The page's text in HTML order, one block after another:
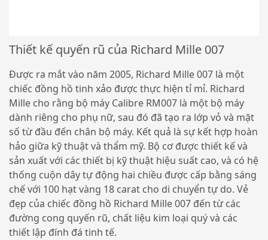
Thiết kế quyến rũ của Richard Mille 007
Được ra mắt vào năm 2005, Richard Mille 007 là một
chiếc đồng hồ tinh xảo được thực hiện tỉ mỉ. Richard
Mille cho rằng bộ máy Calibre RM007 là một bộ máy
dành riêng cho phụ nữ, sau đó đã tạo ra lớp vỏ và mặt
số từ đầu đến chân bộ máy. Kết quả là sự kết hợp hoàn
hảo giữa kỹ thuật và thẩm mỹ. Bộ cơ được thiết kế và
sản xuất với các thiết bị kỹ thuật hiệu suất cao, và có hệ
thống cuộn dây tự động hai chiều được cấp bằng sáng
chế với 100 hạt vàng 18 carat cho di chuyển tự do. Vẻ
đẹp của chiếc đồng hồ Richard Mille 007 đến từ các
đường cong quyến rũ, chất liệu kim loại quý và các
thiết lập đính đá tinh tế.